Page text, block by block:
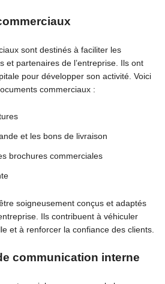
sont destinés à faciliter les
et partenaires de l’entreprise. Ils ont
pour développer son activité. Voici
commerciaux :
et les bons de livraison
brochures commerciales
soigneusement conçus et adaptés
Ils contribuent à véhiculer
et à renforcer la confiance des clients.
communication interne